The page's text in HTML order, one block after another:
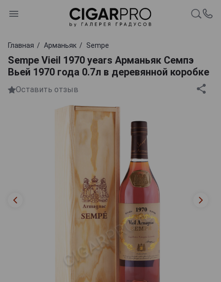
Главная Арманьяк Sempe
Sempe Vieil 1970 years Арманьяк Семпэ
Вьей 1970 года 0.7л в деревянной коробке
Оставить отзыв